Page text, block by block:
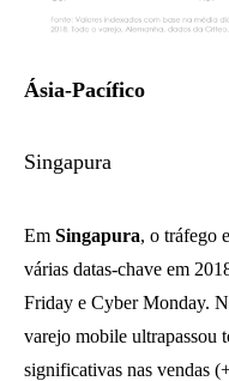
Ásia-Pacífico
Singapura
Em Singapura, o tráfego
várias datas-chave em
Friday e Cyber Monday.
varejo mobile ultrapassou
significativas nas vendas